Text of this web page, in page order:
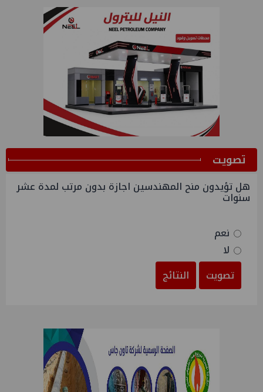
ﺗﺼﻮﻳﺖ
هل تؤيدون منح المهندسين اجازة بدون مرتب لمدة عشر
سنوات
نعم
لا
تصويت
النتائج